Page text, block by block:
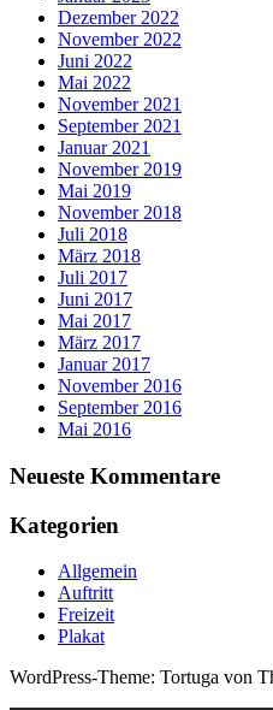
Dezember 2022
November 2022
Juni 2022
Mai 2022
November 2021
September 2021
Januar 2021
November 2019
Mai 2019
November 2018
Juli 2018
März 2018
Juli 2017
Juni 2017
Mai 2017
März 2017
Januar 2017
November 2016
September 2016
Mai 2016
Neueste Kommentare
Kategorien
Allgemein
Auftritt
Freizeit
Plakat
WordPress-Theme: Tortuga von